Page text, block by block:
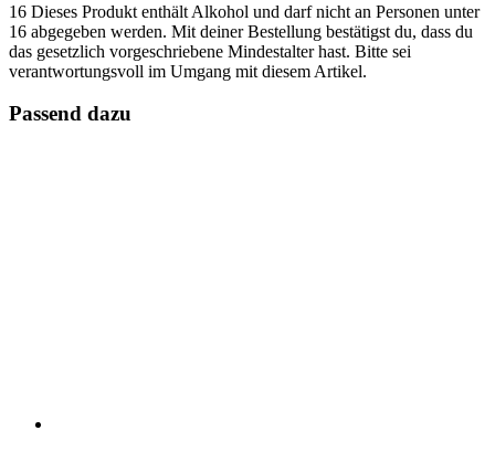
16 Dieses Produkt enthält Alkohol und darf nicht an Personen unter
16 abgegeben werden. Mit deiner Bestellung bestätigst du, dass du
das gesetzlich vorgeschriebene Mindestalter hast. Bitte sei
verantwortungsvoll im Umgang mit diesem Artikel.
Passend dazu